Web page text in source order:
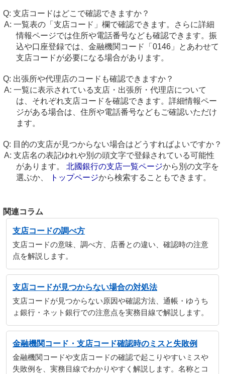
支店コードはどこで確認できますか？
一覧表の「支店コード」欄で確認できます。さらに詳細
情報ページでは住所や電話番号なども確認できます。振
込や口座登録では、金融機関コード「0146」とあわせて
支店コードが必要になる場合があります。
出張所や代理店のコードも確認できますか？
一覧に表示されている支店・出張所・代理店について
は、それぞれ支店コードを確認できます。詳細情報ペー
ジがある場合は、住所や電話番号などもご確認いただけ
ます。
目的の支店が見つからない場合はどうすればよいですか？
支店名の表記ゆれや別の頭文字で登録されている可能性
があります。 北國銀行の支店一覧ページから別の文字を
選ぶか、
トップページから検索することもできます。
関連コラム
支店コードの調べ方
支店コードの意味、調べ方、店番との違い、確認時の注意
点を解説します。
支店コードが見つからない場合の対処法
支店コードが見つからない原因や確認方法、通帳・ゆうち
ょ銀行・ネット銀行での注意点を実務目線で解説します。
金融機関コード・支店コード確認時のミスと失敗例
金融機関コードや支店コードの確認で起こりやすいミスや
失敗例を、実務目線でわかりやすく解説します。名称とコ